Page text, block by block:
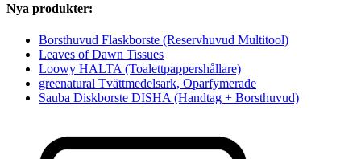
Nya produkter:
Borsthuvud Flaskborste (Reservhuvud Multitool)
Leaves of Dawn Tissues
Loowy HALTA (Toalettpappershållare)
greenatural Tvättmedelsark, Oparfymerade
Sauba Diskborste DISHA (Handtag + Borsthuvud)